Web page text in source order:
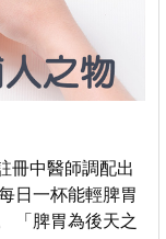
冊中醫師調配出
日一杯能輕脾胃
「脾胃為後天之